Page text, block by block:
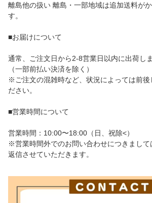
離島他の扱い 離島・一部地域は追加送料が
す。
■お届けについて
通常、ご注文日から2-8営業日以内に出荷しま
（一部前払い決済を除く）
※ご注文の混雑時など、状況によっては前後
ださい。
■営業時間について
営業時間：10:00〜18:00（日、祝除<）
※営業時間外でのお問い合わせにつきまし
返信させていただきます。